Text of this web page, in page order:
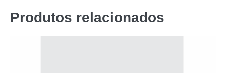
Produtos relacionados